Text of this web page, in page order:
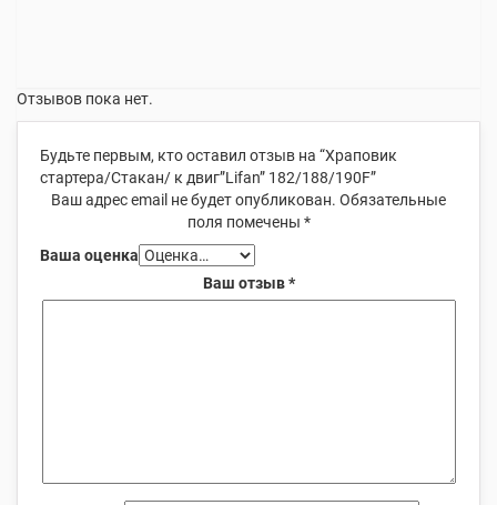
Отзывов пока нет.
Будьте первым, кто оставил отзыв на “Храповик
стартера/Стакан/ к двиг”Lifan” 182/188/190F”
Ваш адрес email не будет опубликован. Обязательные
поля помечены *
Ваша оценка
Ваш отзыв*